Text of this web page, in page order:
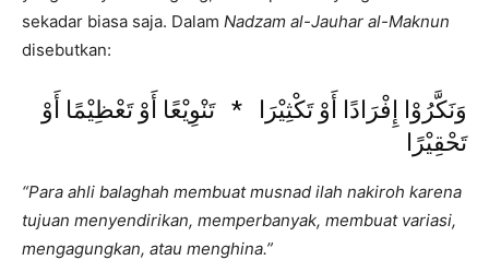
sekadar biasa saja. Dalam Nadzam al-Jauhar al-Maknun
disebutkan:
وَنَكَّرُوْا إِفْرَادًا أَوْ تَكْثِيْرَا * تَنْوِيْعًا أَوْ تَعْظِيْمًا أَوْ
تَحْقِيْرًا
“Para ahli balaghah membuat musnad ilah nakiroh karena
tujuan menyendirikan, memperbanyak, membuat variasi,
mengagungkan, atau menghina.”